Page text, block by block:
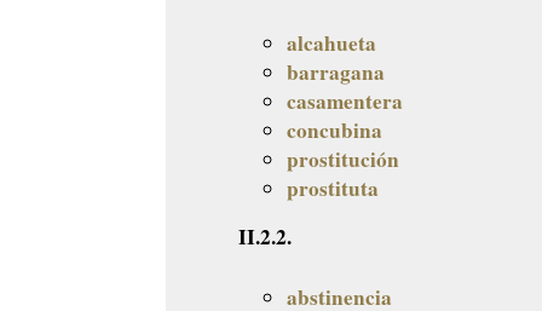
alcahueta
barragana
casamentera
concubina
prostitución
prostituta
II.2.2.
abstinencia